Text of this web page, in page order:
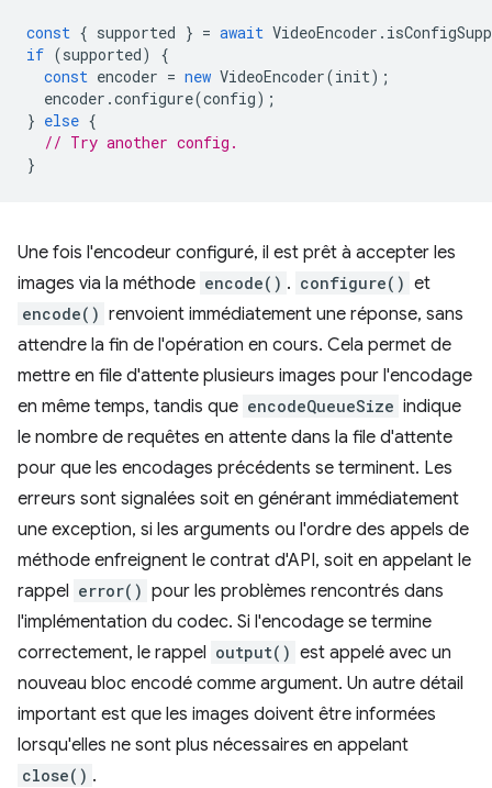
const { supported } = await VideoEncoder .
if (supported)
{
const encoder = new VideoEncoder(init);
encoder .configure(config);
} else {
// Try another config.
}
Une fois l'encodeur configuré, il est prêt à accepter les
images via la méthode encode() . configure() et
encode() renvoient immédiatement une réponse, sans
attendre la fin de l'opération en cours. Cela permet de
mettre en file d'attente plusieurs images pour l'encodage
en même temps, tandis que encodeQueueSize indique
le nombre de requêtes en attente dans la file d'attente
pour que les encodages précédents se terminent. Les
erreurs sont signalées soit en générant immédiatement
une exception, si les arguments ou l'ordre des appels de
méthode enfreignent le contrat d'API, soit en appelant le
rappel error() pour les problèmes rencontrés dans
l'implémentation du codec. Si l'encodage se termine
correctement, le rappel output() est appelé avec un
nouveau bloc encodé comme argument. Un autre détail
important est que les images doivent être informées
lorsqu'elles ne sont plus nécessaires en appelant
close() .